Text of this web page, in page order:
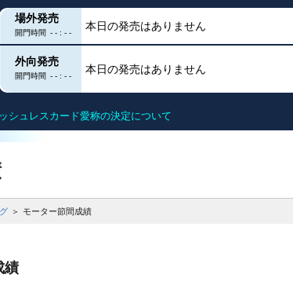
場外発売
開門時間 - - : - -
本日の発売はありません
外向発売
開門時間 - - : - -
本日の発売はありません
水面特性 モーター抽選結果
今節の結果
ュレスカード愛称の決定について
モーター節間成績
績